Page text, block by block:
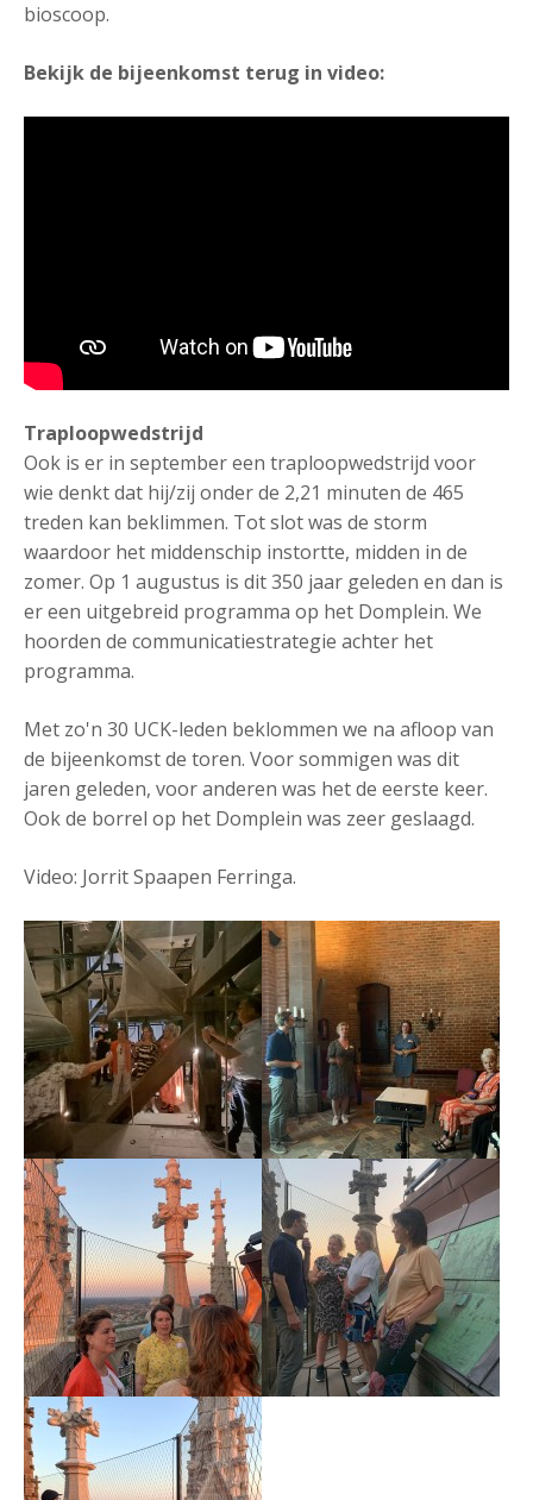
bioscoop.
Bekijk de bijeenkomst terug in video:
Traploopwedstrijd
Ook is er in september een traploopwedstrijd voor
wie denkt dat hij/zij onder de 2,21 minuten de 465
treden kan beklimmen. Tot slot was de storm
waardoor het middenschip instortte, midden in de
zomer. Op 1 augustus is dit 350 jaar geleden en dan is
er een uitgebreid programma op het Domplein. We
hoorden de communicatiestrategie achter het
programma.
Met zo'n 30 UCK-leden beklommen we na afloop van
de bijeenkomst de toren. Voor sommigen was dit
jaren geleden, voor anderen was het de eerste keer.
Ook de borrel op het Domplein was zeer geslaagd.
Video: Jorrit Spaapen Ferringa.